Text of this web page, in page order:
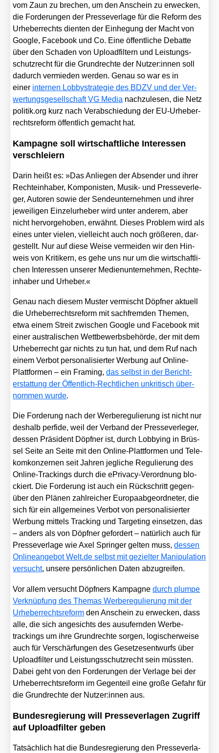
vom Zaun zu bre­chen, um den Anschein zu erwe­cken,
die For­de­run­gen der Pres­se­ver­la­ge für die Reform des
Urhe­ber­rechts dien­ten der Ein­he­gung der Macht von
Goog­le, Face­book und Co. Eine öffent­li­che Debat­te
über den Scha­den von Upload­fil­tern und Leis­tungs­
schutz­recht für die Grund­rech­te der Nutzer:innen soll
dadurch ver­mie­den wer­den. Genau so war es in
einer inter­nen Lob­by­stra­te­gie des BDZV und der Ver­
wer­tungs­ge­sell­schaft VG Media nach­zu­le­sen, die Netz​
po​li​tik​.org kurz nach Ver­ab­schie­dung der EU-Urhe­ber­
rechts­re­form öffent­lich gemacht hat.
Kampagne soll wirtschaftliche Interessen
verschleiern
Dar­in heißt es: »Das Anlie­gen der Absen­der und ihrer
Rech­te­inha­ber, Kom­po­nis­ten, Musik- und Pres­se­ver­le­
ger, Autoren sowie der Sen­de­un­ter­neh­men und ihrer
jewei­li­gen Ein­zel­ur­he­ber wird unter ande­rem, aber
nicht her­vor­ge­ho­ben, erwähnt. Die­ses Pro­blem wird als
eines unter vie­len, viel­leicht auch noch grö­ße­ren, dar­
ge­stellt. Nur auf die­se Wei­se ver­mei­den wir den Hin­
weis von Kri­ti­kern, es gehe uns nur um die wirt­schaft­li­
chen Inter­es­sen unse­rer Medi­en­un­ter­neh­men, Rech­te­
inha­ber und Urhe­ber.«
Genau nach die­sem Mus­ter ver­mischt Döpf­ner aktu­ell
die Urhe­ber­rechts­re­form mit sach­frem­den The­men,
etwa einem Streit zwi­schen Goog­le und Face­book mit
einer aus­tra­li­schen Wett­be­werbs­be­hör­de, der mit dem
Urhe­ber­recht gar nichts zu tun hat, und dem Ruf nach
einem Ver­bot per­so­na­li­sier­ter Wer­bung auf Online-
Platt­for­men – ein Framing,das selbst in der Bericht­
erstat­tung der Öffent­lich-Recht­li­chen unkri­tisch über­
nom­men wur­de.
Die For­de­rung nach der Wer­be­re­gu­lie­rung ist nicht nur
des­halb per­fi­de, weil der Ver­band der Pres­se­ver­le­ger,
des­sen Prä­si­dent Döpf­ner ist, durch Lob­by­ing in Brüs­
sel Sei­te an Sei­te mit den Online-Platt­for­men und Tele­
kom­kon­zer­nen seit Jah­ren jeg­li­che Regu­lie­rung des
Online-Trackings durch die ePri­va­cy-Ver­ord­nung blo­
ckiert. Die For­de­rung ist auch ein Rück­schritt gegen­
über den Plä­nen zahl­rei­cher Euro­pa­ab­ge­ord­ne­ter, die
sich für ein all­ge­mei­nes Ver­bot von per­so­na­li­sier­ter
Wer­bung mit­tels Track­ing und Tar­ge­ting ein­set­zen, das
– anders als von Döpf­ner gefor­dert – natür­lich auch für
Pres­se­ver­la­ge wie Axel Sprin­ger gel­ten muss,des­sen
Online­an­ge­bot Welt​.de selbst mit geziel­ter Mani­pu­la­ti­on
ver­sucht, unse­re per­sön­li­chen Daten abzu­grei­fen.
Vor allem ver­sucht Döpf­ners Kam­pa­gnedurch plum­pe
Ver­knüp­fung des The­mas Wer­be­re­gu­lie­rung mit der
Urhe­ber­rechts­re­form den Anschein zu erwe­cken, dass
alle, die sich ange­sichts des aus­ufern­den Wer­be­
trackings um ihre Grund­rech­te sor­gen, logi­scher­wei­se
auch für Ver­schär­fun­gen des Geset­zes­ent­wurfs über
Upload­fil­ter und Leis­tungs­schutz­recht sein müss­ten.
Dabei geht von den For­de­run­gen der Ver­la­ge bei der
Urhe­ber­rechts­re­form im Gegen­teil eine gro­ße Gefahr für
die Grund­rech­te der Nutzer:innen aus.
Bundesregierung will Presseverlagen Zugriff
auf Uploadfilter geben
Tat­säch­lich hat die Bun­des­re­gie­rung den Pres­se­ver­la­